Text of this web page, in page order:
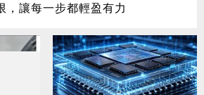
，讓每一步都輕盈有力